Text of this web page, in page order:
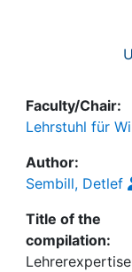
Faculty/Chair:
Lehrstuhl für
Author:
Sembill, Detlef
Title of the
compilation: